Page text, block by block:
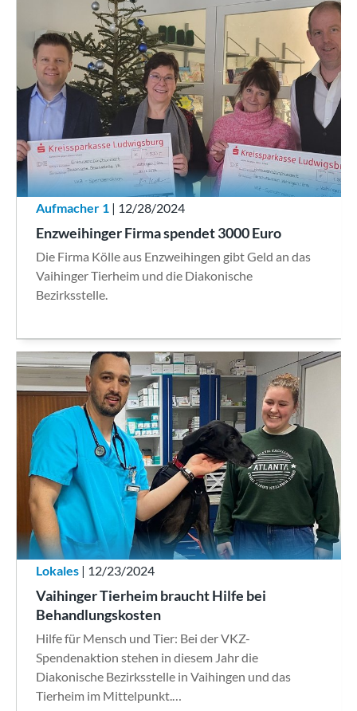
Aufmacher 1 | 12/28/2024
Enzweihinger Firma spendet 3000 Euro
Die Firma Kölle aus Enzweihingen gibt Geld an das
Vaihinger Tierheim und die Diakonische
Bezirksstelle.
Lokales | 12/23/2024
Vaihinger Tierheim braucht Hilfe bei
Behandlungskosten
Hilfe für Mensch und Tier: Bei der VKZ-
Spendenaktion stehen in diesem Jahr die
Diakonische Bezirksstelle in Vaihingen und das
Tierheim im Mittelpunkt.…